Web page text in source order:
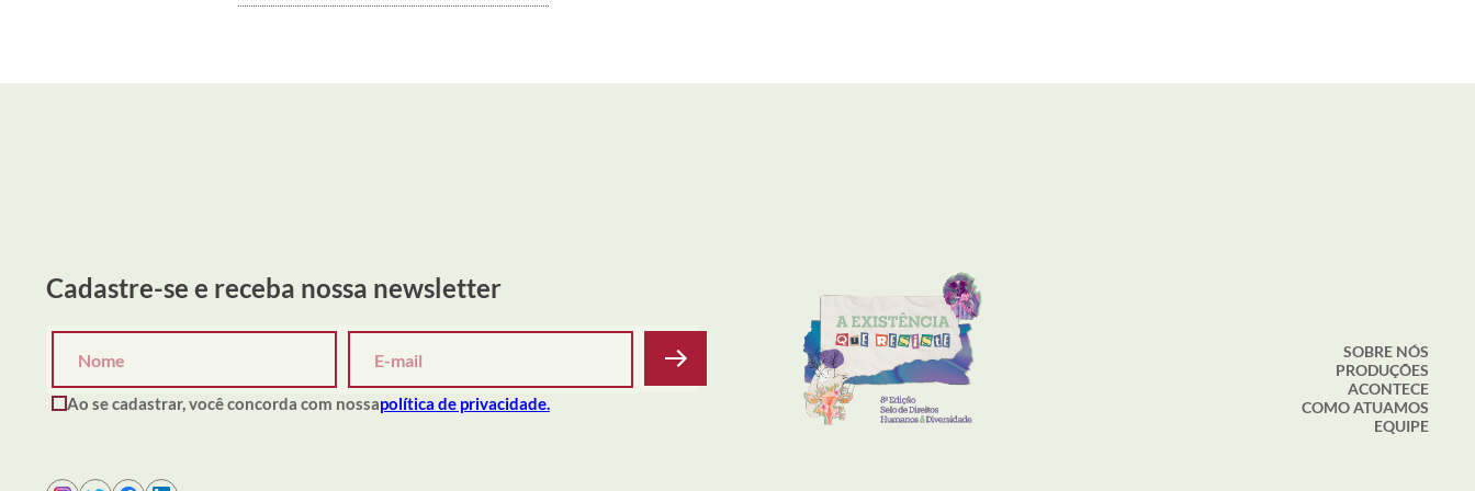
Cadastre-se e receba nossa newsletter
Ao se cadastrar, você concorda com nossapolítica de privacidade.
SOBRE NÓS
PRODUÇÕES
ACONTECE
COMO ATUAMOS
EQUIPE